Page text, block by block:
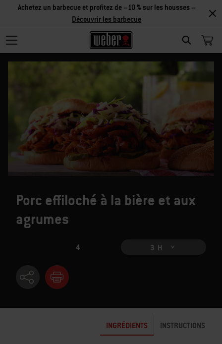
SEARCH
Achetez un barbecue et profitez de –10 % sur les housses –
Découvrir les barbecue
Porc effiloché à la bière et aux
agrumes
4 3 H
INGRÉDIENTS INSTRUCTIONS